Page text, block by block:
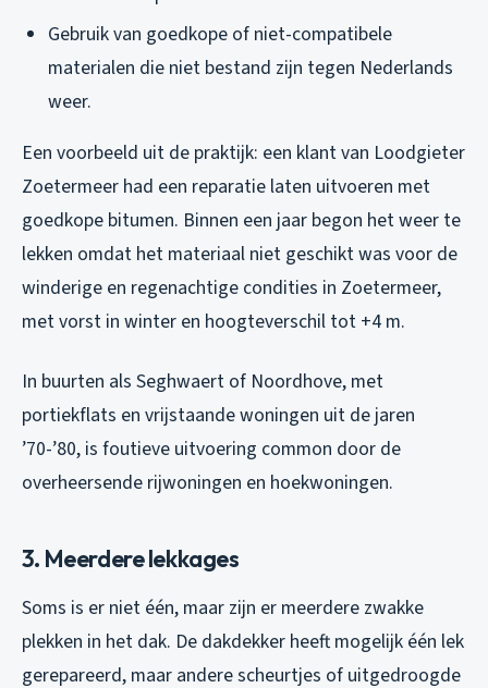
Gebruik van goedkope of niet-compatibele
materialen die niet bestand zijn tegen Nederlands
weer.
Een voorbeeld uit de praktijk: een klant van Loodgieter
Zoetermeer had een reparatie laten uitvoeren met
goedkope bitumen. Binnen een jaar begon het weer te
lekken omdat het materiaal niet geschikt was voor de
winderige en regenachtige condities in Zoetermeer,
met vorst in winter en hoogteverschil tot +4 m.
In buurten als Seghwaert of Noordhove, met
portiekflats en vrijstaande woningen uit de jaren
’70-’80, is foutieve uitvoering common door de
overheersende rijwoningen en hoekwoningen.
3. Meerdere lekkages
Soms is er niet één, maar zijn er meerdere zwakke
plekken in het dak. De dakdekker heeft mogelijk één lek
gerepareerd, maar andere scheurtjes of uitgedroogde